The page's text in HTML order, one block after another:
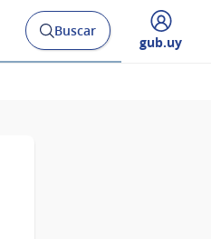
Abrir
buscador
Buscar
Desplegar
gub.uy